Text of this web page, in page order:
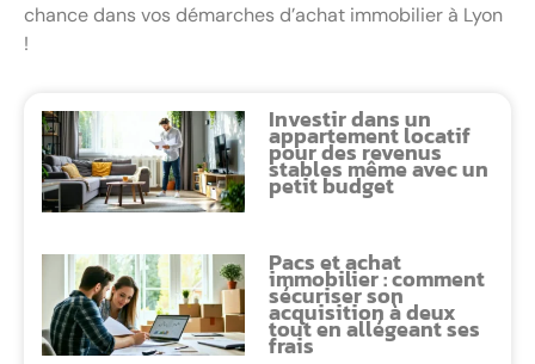
chance dans vos démarches d’achat immobilier à Lyon
!
Investir dans un
appartement locatif
pour des revenus
stables même avec un
petit budget
Pacs et achat
immobilier : comment
sécuriser son
acquisition à deux
tout en allégeant ses
frais